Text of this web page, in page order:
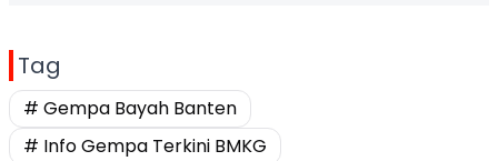
Tag
# Gempa Bayah Banten
# Info Gempa Terkini BMKG